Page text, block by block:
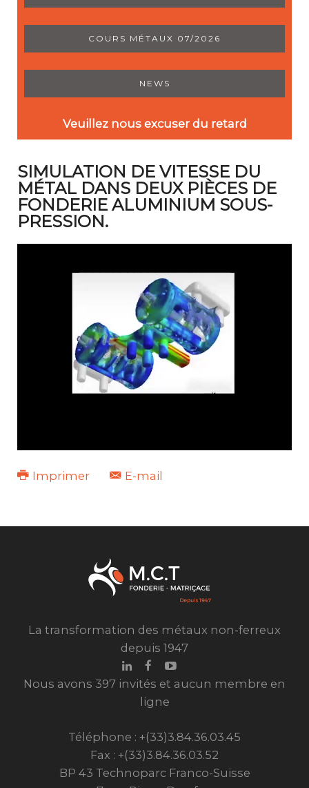
SIMULATION DE VITESSE DU
MÉTAL DANS DEUX PIÈCES DE
FONDERIE ALUMINIUM SOUS-
PRESSION.
Imprimer E-mail
COURS MÉTAUX 07/2026
NEWS
Veuillez nous excuser du retard
La transformation des métaux non-ferreux
depuis 1947
Nous avons 397 invités et aucun membre en
ligne
Téléphone : +(33)3.84.36.03.45
Fax : +(33)3.84.36.03.52
BP 43 Technoparc Franco-Suisse